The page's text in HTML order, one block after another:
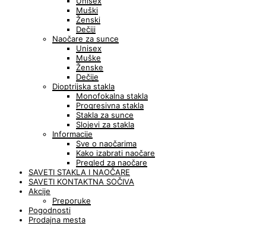
Muški
Ženski
Dečiji
Naočare za sunce
Unisex
Muške
Ženske
Dečije
Dioptrijska stakla
Monofokalna stakla
Progresivna stakla
Stakla za sunce
Slojevi za stakla
Informacije
Sve o naočarima
Kako izabrati naočare
Pregled za naočare
SAVETI STAKLA I NAOČARE
SAVETI KONTAKTNA SOČIVA
Akcije
Preporuke
Pogodnosti
Prodajna mesta